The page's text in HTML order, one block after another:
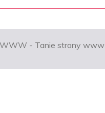
WWW - Tanie strony www